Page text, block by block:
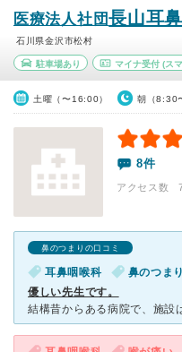
医療法人社団長山耳
石川県金沢市松村
駐車場あり マイナ受付(ス
土曜（〜16:00） 朝（8:30
8件
アクセス数
鼻のつまりの口コミ
耳鼻咽喉科 鼻のつまり
優しい先生です。